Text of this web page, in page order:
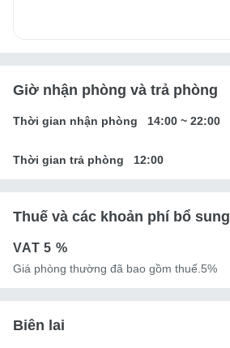
Giờ nhận phòng và trả phòng
Thời gian nhận phòng 14:00 ~ 22:00
Thời gian trả phòng 12:00
Thuế và các khoản phí bổ sung
VAT5 %
Giá phòng thường đã bao gồm thuế.5%
Biên lai